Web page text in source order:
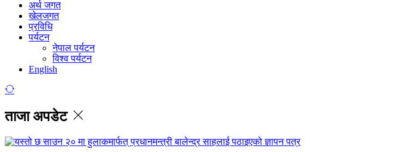
अर्थ जगत
खेलजगत
प्रविधि
पर्यटन
नेपाल पर्यटन
विश्व पर्यटन
English
ताजा अपडेट